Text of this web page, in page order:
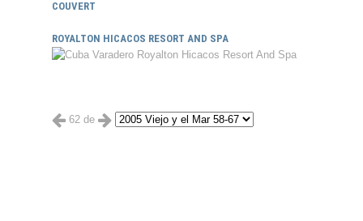
COUVERT
ROYALTON HICACOS RESORT AND SPA
62 de